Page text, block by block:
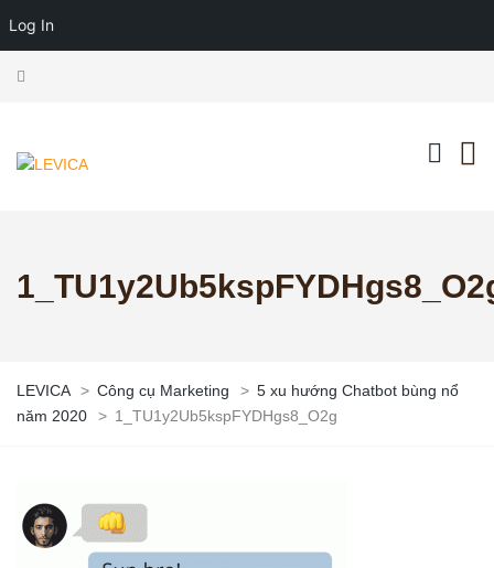
LEVICA > Công cụ Marketing > 5 xu hướng Chatbot bùng nổ
năm 2020
> 1_TU1y2Ub5kspFYDHgs8_O2g
Log In